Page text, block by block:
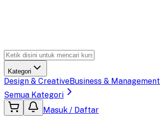
Kategori
Design & CreativeBusiness & Management
Semua Kategori
Masuk / Daftar